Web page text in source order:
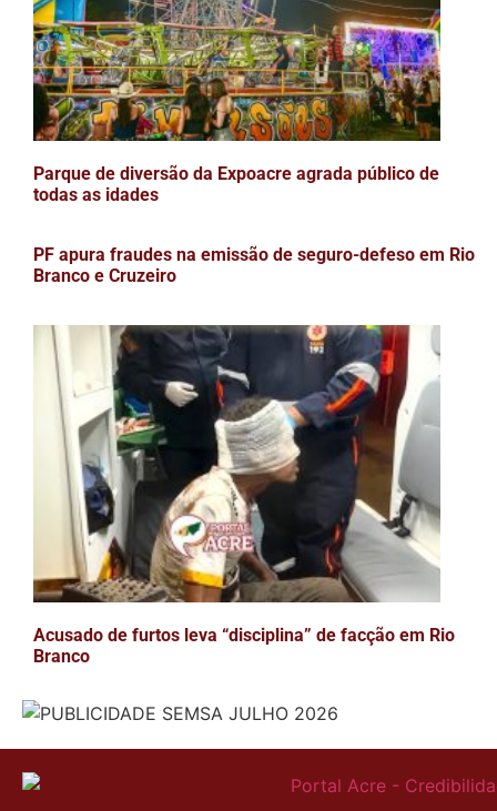
Parque de diversão da Expoacre agrada público de
todas as idades
PF apura fraudes na emissão de seguro-defeso em Rio
Branco e Cruzeiro
Acusado de furtos leva “disciplina” de facção em Rio
Branco